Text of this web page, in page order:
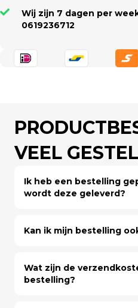
Wij zijn 7 dagen per
0619236712
VEEL
Ik heb een bestelling
wordt deze geleverd?
Kan ik mijn bestelling
Wat zijn de
bestelling?